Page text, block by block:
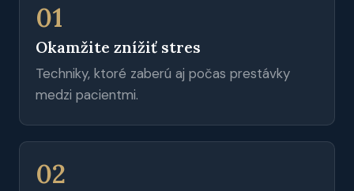
01
Okamžite znížiť stres
Techniky, ktoré zaberú aj počas prestávky
medzi pacientmi.
02